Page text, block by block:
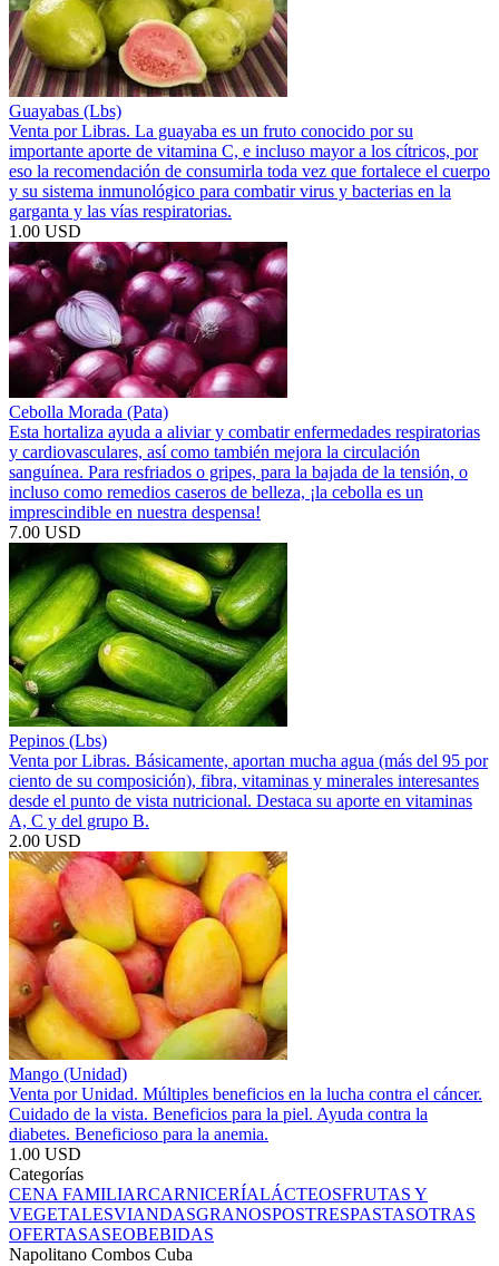
Guayabas (Lbs)
Venta por Libras. La guayaba es un fruto conocido por su
importante aporte de vitamina C, e incluso mayor a los cítricos, por
eso la recomendación de consumirla toda vez que fortalece el cuerpo
y su sistema inmunológico para combatir virus y bacterias en la
garganta y las vías respiratorias.
1.00 USD
Cebolla Morada (Pata)
Esta hortaliza ayuda a aliviar y combatir enfermedades respiratorias
y cardiovasculares, así como también mejora la circulación
sanguínea. Para resfriados o gripes, para la bajada de la tensión, o
incluso como remedios caseros de belleza, ¡la cebolla es un
imprescindible en nuestra despensa!
7.00 USD
Pepinos (Lbs)
Venta por Libras. Básicamente, aportan mucha agua (más del 95 por
ciento de su composición), fibra, vitaminas y minerales interesantes
desde el punto de vista nutricional. Destaca su aporte en vitaminas
A, C y del grupo B.
2.00 USD
Mango (Unidad)
Venta por Unidad. Múltiples beneficios en la lucha contra el cáncer.
Cuidado de la vista. Beneficios para la piel. Ayuda contra la
diabetes. Beneficioso para la anemia.
1.00 USD
Categorías
CENA FAMILIARCARNICERÍALÁCTEOSFRUTAS Y
VEGETALESVIANDASGRANOSPOSTRESPASTASOTRAS
OFERTASASEOBEBIDAS
Napolitano Combos Cuba